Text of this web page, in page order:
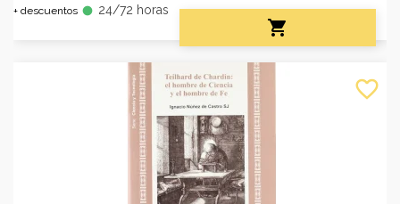
+ descuentos fiber_manual_record 24/72 horas

favorite_border